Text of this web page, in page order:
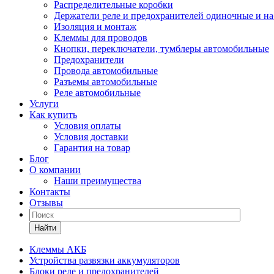
Распределительные коробки
Держатели реле и предохранителей одиночные и
Изоляция и монтаж
Клеммы для проводов
Кнопки, переключатели, тумблеры автомобильные
Предохранители
Провода автомобильные
Разъемы автомобильные
Реле автомобильные
Услуги
Как купить
Условия оплаты
Условия доставки
Гарантия на товар
Блог
О компании
Наши преимущества
Контакты
Отзывы
Найти
Клеммы АКБ
Устройства развязки аккумуляторов
Блоки реле и предохранителей